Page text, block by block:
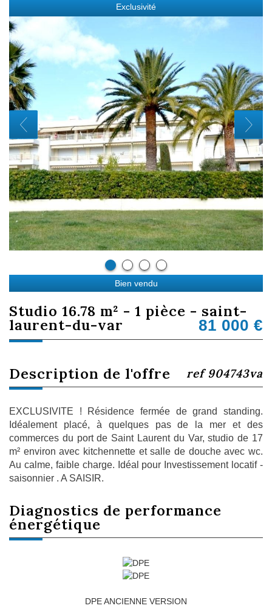
Bien vendu
Exclusivité
studio 16.78 m² - 1 pièce - saint-
laurent-du-var 81 000 €
description de l'offre ref 904743va
EXCLUSIVITE ! Résidence fermée de grand standing.
Idéalement placé, à quelques pas de la mer et des
commerces du port de Saint Laurent du Var, studio de 17
m² environ avec kitchennette et salle de douche avec wc.
Au calme, faible charge. Idéal pour Investissement locatif -
saisonnier . A SAISIR.
diagnostics de performance
énergétique
DPE ANCIENNE VERSION